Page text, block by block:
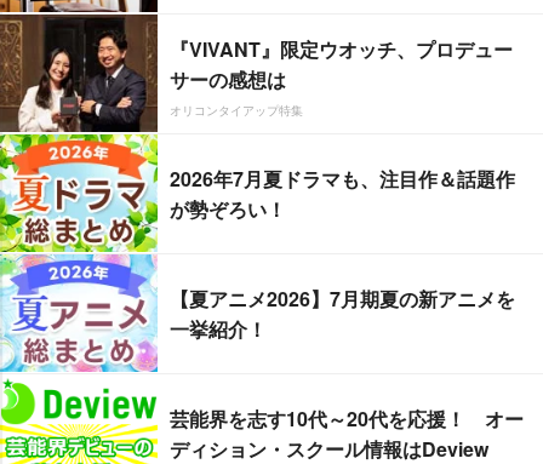
『VIVANT』限定ウオッチ、プロデュー
サーの感想は
オリコンタイアップ特集
2026年7月夏ドラマも、注目作＆話題作
が勢ぞろい！
【夏アニメ2026】7月期夏の新アニメを
一挙紹介！
芸能界を志す10代～20代を応援！ オー
ディション・スクール情報はDeview